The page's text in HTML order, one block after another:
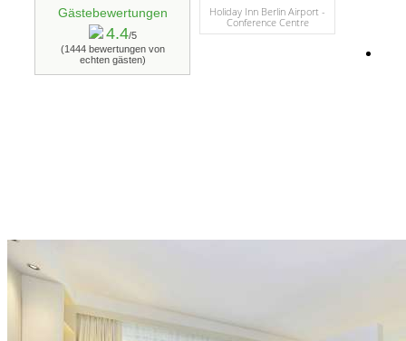
Gästebewertungen
4.4/5
(1444 bewertungen von
echten gästen)
Holiday Inn Berlin Airport -
Conference Centre